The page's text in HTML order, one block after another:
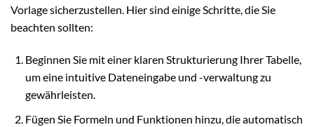
Vorlage sicherzustellen. Hier sind einige Schritte, die Sie
beachten sollten:
Beginnen Sie mit einer klaren Strukturierung Ihrer Tabelle,
um eine intuitive Dateneingabe und -verwaltung zu
gewährleisten.
Fügen Sie Formeln und Funktionen hinzu, die automatisch